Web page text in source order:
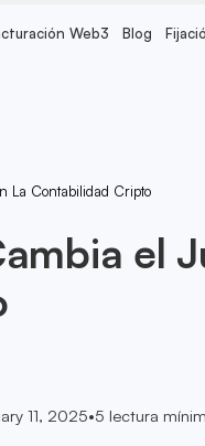
Web3 Blog
La Contabilidad Cripto
el
11, 2025•5 lectura